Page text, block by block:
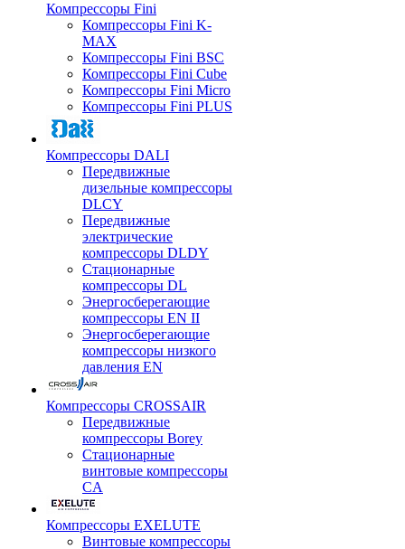
Компрессоры Fini
Компрессоры Fini K-
MAX
Компрессоры Fini BSC
Компрессоры Fini Cube
Компрессоры Fini Micro
Компрессоры Fini PLUS
Компрессоры DALI
Передвижные
дизельные компрессоры
DLCY
Передвижные
электрические
компрессоры DLDY
Стационарные
компрессоры DL
Энергосберегающие
компрессоры EN II
Энергосберегающие
компрессоры низкого
давления EN
Компрессоры CROSSAIR
Передвижные
компрессоры Borey
Стационарные
винтовые компрессоры
CA
Компрессоры EXELUTE
Винтовые компрессоры